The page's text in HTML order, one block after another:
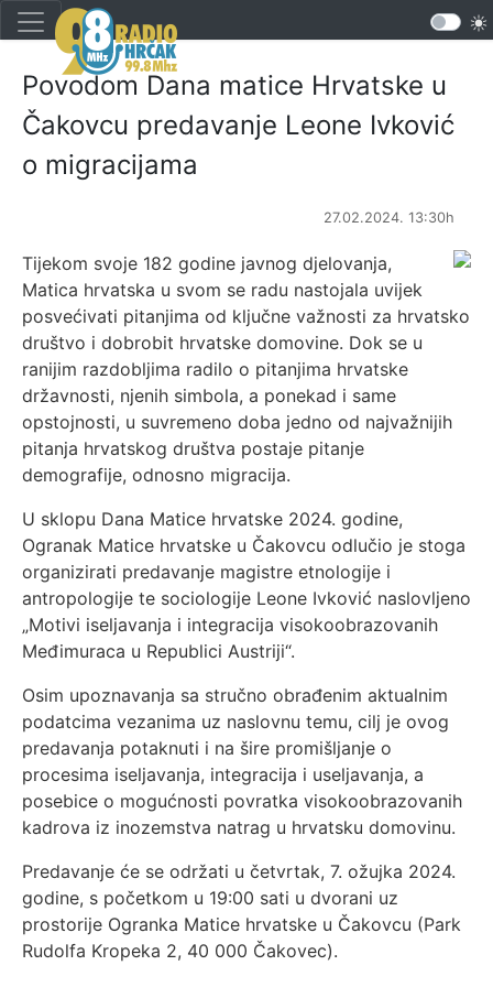
Povodom Dana matice Hrvatske u
Čakovcu predavanje Leone Ivković
o migracijama
27.02.2024. 13:30h
Tijekom svoje 182 godine javnog djelovanja,
Matica hrvatska u svom se radu nastojala uvijek
posvećivati pitanjima od ključne važnosti za hrvatsko
društvo i dobrobit hrvatske domovine. Dok se u
ranijim razdobljima radilo o pitanjima hrvatske
državnosti, njenih simbola, a ponekad i same
opstojnosti, u suvremeno doba jedno od najvažnijih
pitanja hrvatskog društva postaje pitanje
demografije, odnosno migracija.
U sklopu Dana Matice hrvatske 2024. godine,
Ogranak Matice hrvatske u Čakovcu odlučio je stoga
organizirati predavanje magistre etnologije i
antropologije te sociologije Leone Ivković naslovljeno
„Motivi iseljavanja i integracija visokoobrazovanih
Međimuraca u Republici Austriji“.
Osim upoznavanja sa stručno obrađenim aktualnim
podatcima vezanima uz naslovnu temu, cilj je ovog
predavanja potaknuti i na šire promišljanje o
procesima iseljavanja, integracija i useljavanja, a
posebice o mogućnosti povratka visokoobrazovanih
kadrova iz inozemstva natrag u hrvatsku domovinu.
Predavanje će se održati u četvrtak, 7. ožujka 2024.
godine, s početkom u 19:00 sati u dvorani uz
prostorije Ogranka Matice hrvatske u Čakovcu (Park
Rudolfa Kropeka 2, 40 000 Čakovec).